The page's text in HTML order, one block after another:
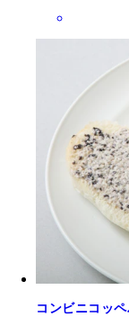
コンビニコッ